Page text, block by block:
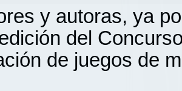
y autoras, ya
del
de juegos de